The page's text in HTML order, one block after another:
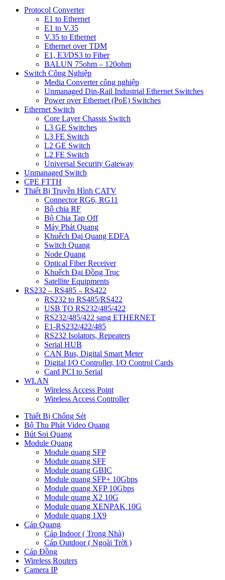
Protocol Converter
E1 to Ethernet
E1 to V.35
V.35 to Ethernet
Ethernet over TDM
E1, E3/DS3 to Fiber
BALUN 75ohm – 120ohm
Switch Công Nghiệp
Media Converter công nghiệp
Unmanaged Din-Rail Industrial Ethernet Switches
Power over Ethernet (PoE) Switches
Ethernet Switch
Core Layer Chassis Switch
L3 GE Switches
L3 FE Switch
L2 GE Switch
L2 FE Switch
Universal Security Gateway
Unmanaged Switch
CPE FTTH
Thiết Bị Truyền Hình CATV
Connector RG6, RG11
Bộ chia RF
Bộ Chia Tap Off
Máy Phát Quang
Khuếch Đại Quang EDFA
Switch Quang
Node Quang
Optical Fiber Receiver
Khuếch Đại Đồng Trục
Satellite Equipments
RS232 – RS485 – RS422
RS232 to RS485/RS422
USB TO RS232/485/422
RS232/485/422 sang ETHERNET
E1-RS232/422/485
RS232 Isolators, Repeaters
Serial HUB
CAN Bus, Digital Smart Meter
Digital I/O Controller, I/O Control Cards
Card PCI to Serial
WLAN
Wireless Access Point
Wireless Access Controller
Thiết Bị Chống Sét
Bộ Thu Phát Video Quang
Bút Soi Quang
Module Quang
Module quang SFP
Module quang SFF
Module quang GBIC
Module quang SFP+ 10Gbps
Module quang XFP 10Gbps
Module quang X2 10G
Module quang XENPAK 10G
Module quang 1X9
Cáp Quang
Cáp Indoor ( Trong Nhà)
Cáp Outdoor ( Ngoài Trời )
Cáp Đồng
Wireless Routers
Camera IP